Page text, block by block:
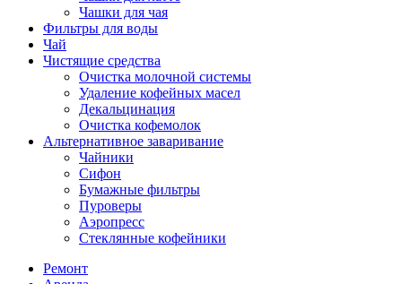
Чашки для чая
Фильтры для воды
Чай
Чистящие средства
Очистка молочной системы
Удаление кофейных масел
Декальцинация
Очистка кофемолок
Альтернативное заваривание
Чайники
Сифон
Бумажные фильтры
Пуроверы
Аэропресс
Стеклянные кофейники
Ремонт